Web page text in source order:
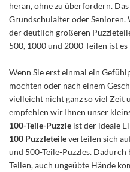
heran, ohne zu überfordern.
Grundschulalter oder Senioren.
der deutlich größeren
500, 1000 und 2000 Teilen ist
Wenn Sie erst einmal ein
möchten oder nach einem
vielleicht nicht ganz so viel Zeit
empfehlen wir Ihnen unser
100-Teile-Puzzle ist der ideale
100 Puzzleteileverteilen sich
und 500-Teile-Puzzles. Dadurch
Teilen, auch ungeübte Hände